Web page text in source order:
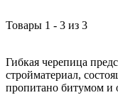
Товары 1 - 3 из 3
Гибкая черепица
стройматериал,
пропитано битумом и